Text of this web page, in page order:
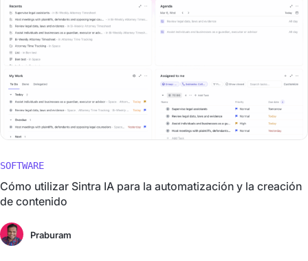
SOFTWARE
Cómo utilizar Sintra IA para la automatización y la creación
de contenido
Praburam